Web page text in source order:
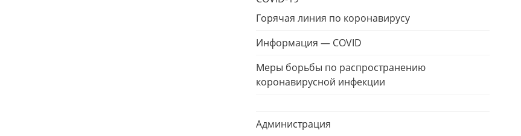
Горячая линия по коронавирусу
Информация — COVID
Меры борьбы по распространению
коронавирусной инфекции
Администрация